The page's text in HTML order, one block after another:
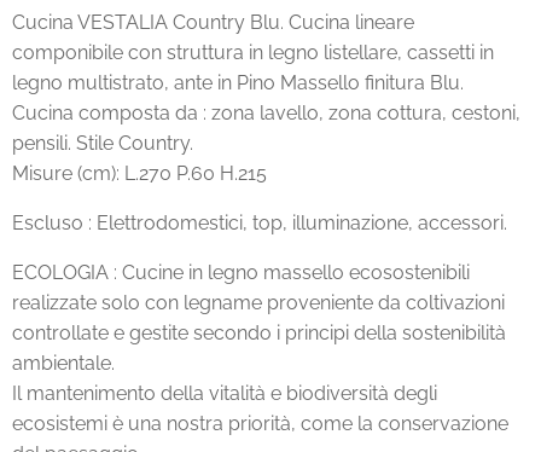
Cucina VESTALIA Country Blu. Cucina lineare
componibile con struttura in legno listellare, cassetti in
legno multistrato, ante in Pino Massello finitura Blu.
Cucina composta da : zona lavello, zona cottura, cestoni,
pensili. Stile Country.
Misure (cm): L.270 P.60 H.215
Escluso : Elettrodomestici, top, illuminazione, accessori.
ECOLOGIA : Cucine in legno massello ecosostenibili
realizzate solo con legname proveniente da coltivazioni
controllate e gestite secondo i principi della sostenibilità
ambientale.
Il mantenimento della vitalità e biodiversità degli
ecosistemi è una nostra priorità, come la conservazione